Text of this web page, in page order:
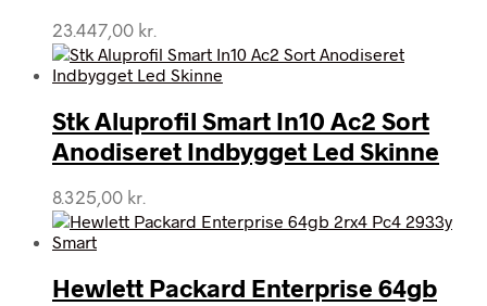
23.447,00 kr.
Stk Aluprofil Smart In10 Ac2 Sort
Anodiseret Indbygget Led Skinne
8.325,00 kr.
Hewlett Packard Enterprise 64gb